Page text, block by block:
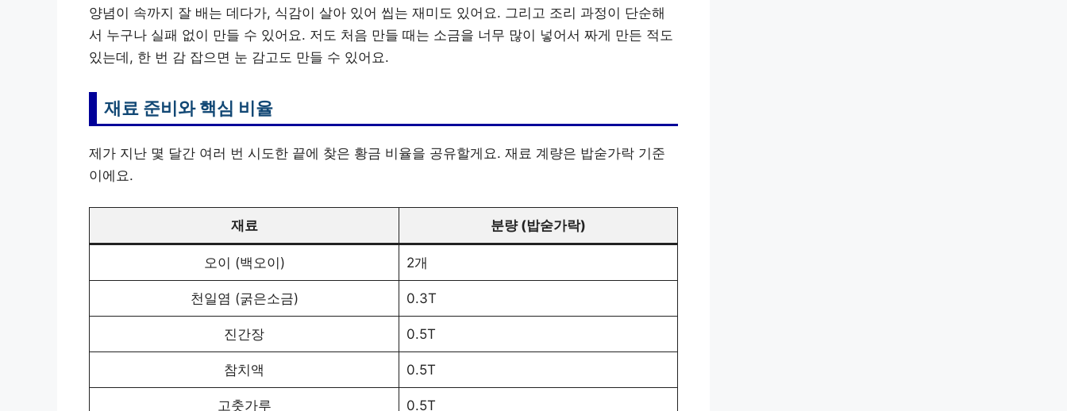
양념이 속까지 잘 배는 데다가, 식감이 살아 있어 씹는 재미도 있어요. 그리고 조리 과정이 단순해
서 누구나 실패 없이 만들 수 있어요. 저도 처음 만들 때는 소금을 너무 많이 넣어서 짜게 만든 적도
있는데, 한 번 감 잡으면 눈 감고도 만들 수 있어요.
재료 준비와 핵심 비율
제가 지난 몇 달간 여러 번 시도한 끝에 찾은 황금 비율을 공유할게요. 재료 계량은 밥숟가락 기준
이에요.
재료 분량 (밥숟가락)
오이 (백오이) 2개
천일염 (굵은소금) 0.3T
진간장 0.5T
참치액 0.5T
고춧가루 0.5T